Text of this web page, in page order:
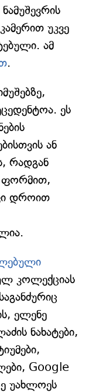
უკვე
ამ
.
ეს
ან
რადგან
ფორმით,
დროით
კოლექციას
ელენე
ნახატები,
Google
უახლოეს